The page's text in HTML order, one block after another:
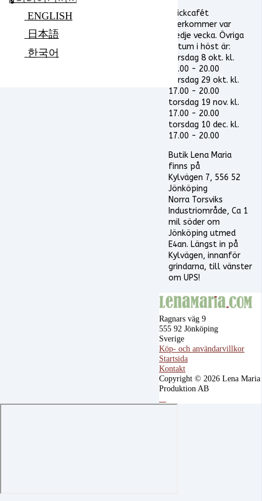
ENGLISH
日本語
한국어
Stickcafét
återkommer var
tredje vecka. Övriga
datum i höst är:
torsdag 8 okt. kl.
17.00 - 20.00
torsdag 29 okt. kl.
17.00 - 20.00
torsdag 19 nov. kl.
17.00 - 20.00
torsdag 10 dec. kl.
17.00 - 20.00
Butik Lena Maria
finns på
Kylvägen 7, 556 52
Jönköping
Norra Torsviks
Industriområde, Ca 1
mil söder om
Jönköping utmed
E4an. Längst in på
Kylvägen, innanför
grindarna, till vänster
om UPS!
Ragnars väg 9
555 92 Jönköping
Sverige
Köp- och användarvillkor
Startsida
Kontakt
Copyright © 2026 Lena Maria
Produktion AB